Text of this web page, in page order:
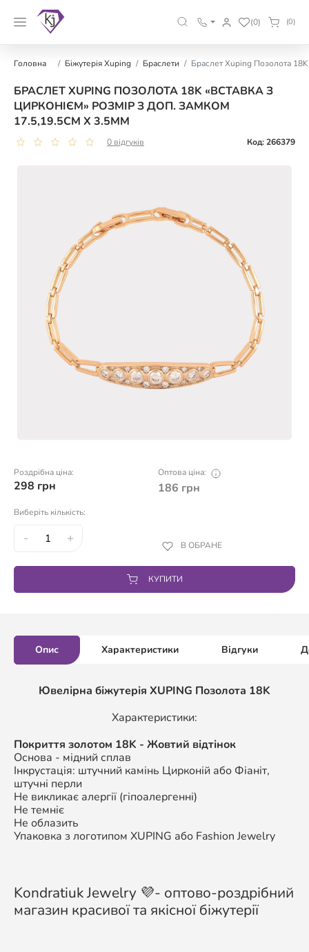
(0) (0)
Головна Біжутерія Xuping Браслети Браслет Xuping Позолота
БРАСЛЕТ XUPING ПОЗОЛОТА 18K «ВСТАВКА З
ЦИРКОНІЄМ» РОЗМІР З ДОП. ЗАМКОМ
17.5,19.5СМ Х 3.5ММ
0 відгуків Код: 266379
Роздрібна ціна:
298 грн
Оптова ціна:
186 грн
Виберіть кількість:
- + В ОБРАНЕ
КУПИТИ
Опис Характеристики Відгуки
Ювелірна біжутерія XUPING Позолота 18K
Характеристики:
Покриття золотом 18K - Жовтий відтінок
Основа - мідний сплав
Інкрустація: штучний камінь Цирконій або Фіаніт,
штучні перли
Не викликає алергії (гіпоалергенні)
Не темніє
Не облазить
Упаковка з логотипом XUPING або Fashion Jewelry
Kondratiuk Jewelry 💜- оптово-роздрібний
магазин красивої та якісної біжутерії